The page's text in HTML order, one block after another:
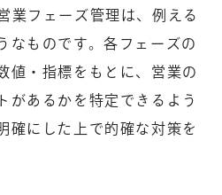
業フェーズ管理は、例える
なものです。各フェーズの
値・指標をもとに、営業の
があるかを特定できるよう
確にした上で的確な対策を